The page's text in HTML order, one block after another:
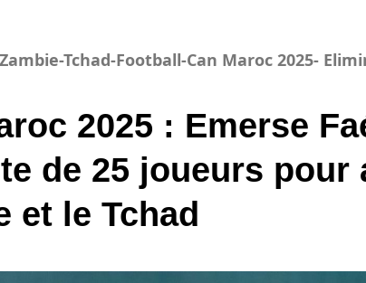
Tchad-Football-Can Maroc 2025-
2025 : Emerse
de 25 joueurs pour
et le Tchad